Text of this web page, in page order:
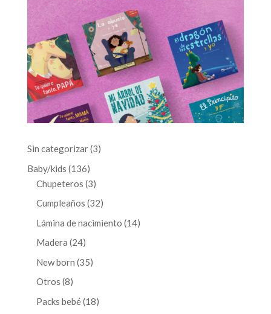
Sin categorizar 33
Baby/kids 136136
productos
Chupeteros 33
productos
Cumpleaños 3232
productos
Lámina de nacimiento 1414
Madera 2424
productos
New born 3535
Otros 88
productos
Packs bebé 1818